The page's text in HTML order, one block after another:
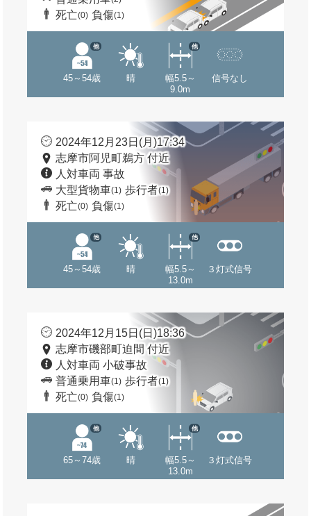
死亡(0) 負傷(1)
45～54歳
他
晴
幅5.5～
9.0m
他
信号なし
2024年12月23日(月)17:34
志摩市阿児町鵜方 付近
人対車両 事故
大型貨物車(1) 歩行者(1)
死亡(0) 負傷(1)
45～54歳
他
晴
幅5.5～
13.0m
他
３灯式信号
2024年12月15日(日)18:36
志摩市磯部町迫間 付近
人対車両 小破事故
普通乗用車(1) 歩行者(1)
死亡(0) 負傷(1)
65～74歳
他
晴
幅5.5～
13.0m
他
３灯式信号